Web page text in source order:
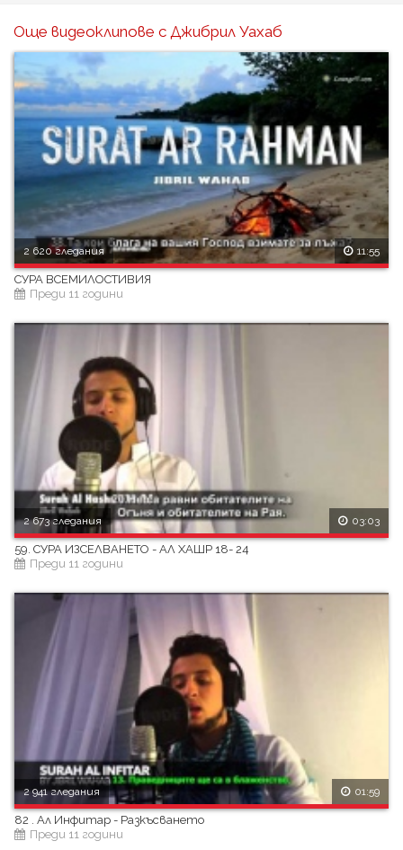
Още видеоклипове с Джибрил Уахаб
2 620 гледания 11:55
СУРА ВСЕМИЛОСТИВИЯ
Преди 11 години
2 673 гледания 03:03
59. СУРА ИЗСЕЛВАНЕТО - АЛ ХАШР 18- 24
Преди 11 години
2 941 гледания 01:59
82 . Ал Инфитар - Разкъсването
Преди 11 години